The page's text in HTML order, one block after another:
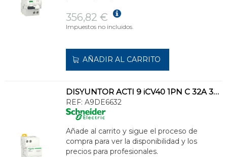
356,82 €
Impuestos no incluidos.
AÑADIR AL CARRITO
DISYUNTOR ACTI 9 iCV40 1PN C 32A 300mA AC RCBO
REF: A9DE6632
Añade al carrito y sigue el proceso de
compra para ver la disponibilidad y los
precios para profesionales.